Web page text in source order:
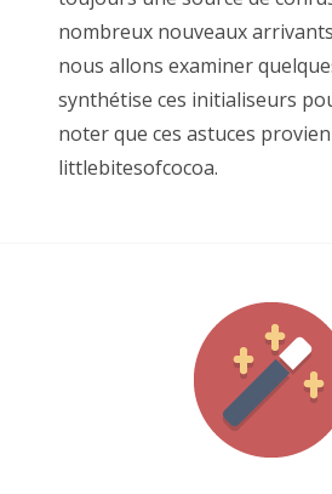
nombreux nouveaux
nous allons examiner
synthétise ces initialiseurs
noter que ces astuces
littlebitesofcocoa.